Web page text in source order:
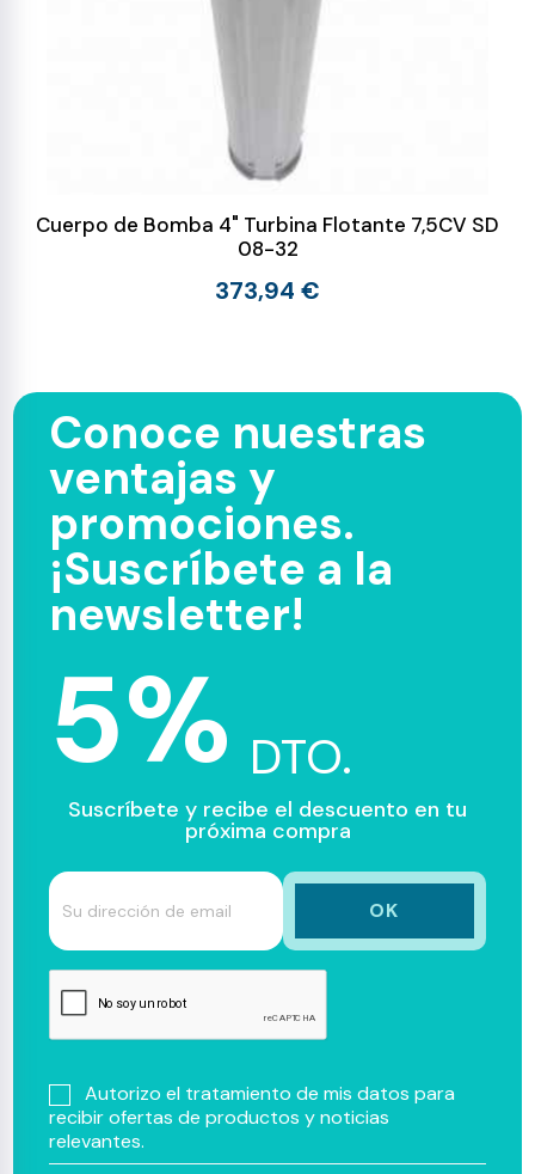
Cuerpo de Bomba 4" Turbina Flotante 7,5CV SD
08-32
373,94 €
Conoce nuestras
ventajas y
promociones.
¡Suscríbete a la
newsletter!
5% DTO.
Suscríbete y recibe el descuento en tu
próxima compra
Autorizo el tratamiento de mis datos para
recibir ofertas de productos y noticias
relevantes.